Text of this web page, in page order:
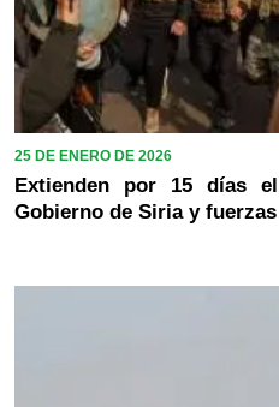
25 DE ENERO DE 2026
Extienden por 15 días
Gobierno de Siria y